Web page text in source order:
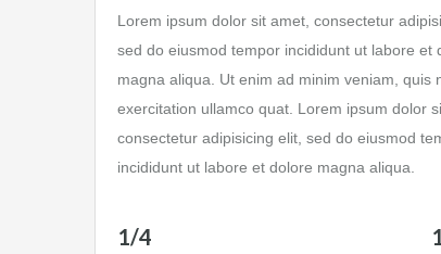
Lorem ipsum dolor sit amet, consectetur
sed do eiusmod tempor incididunt ut labore et
magna aliqua. Ut enim ad minim veniam, quis
exercitation ullamco quat. Lorem ipsum dolor
consectetur adipisicing elit, sed do eiusmod
incididunt ut labore et dolore magna aliqua.
1/4